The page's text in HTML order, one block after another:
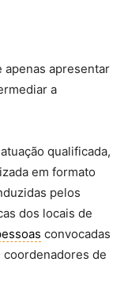
apenas apresentar
a
qualificada,
em formato
pelos
dos locais de
convocadas
de